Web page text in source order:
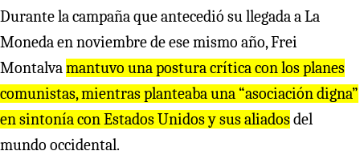
Durante la campaña que antecedió su llegada a La
Moneda en noviembre de ese mismo año, Frei
Montalva mantuvo una postura crítica con los planes
comunistas, mientras planteaba una “asociación digna”
en sintonía con Estados Unidos y sus aliadosdel
mundo occidental.